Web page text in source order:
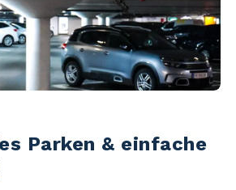
Parken & einfache